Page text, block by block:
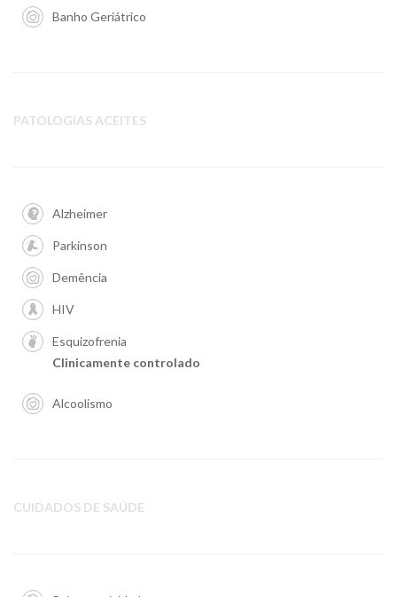
Banho Geriátrico
PATOLOGIAS ACEITES
Alzheimer
Parkinson
Demência
HIV
Esquizofrenia
Clinicamente controlado
Alcoolismo
CUIDADOS DE SAÚDE